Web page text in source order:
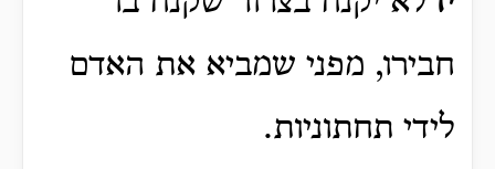
חבירו, מפני שמביא את האדם
לידי תחתוניות.